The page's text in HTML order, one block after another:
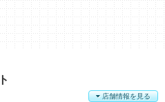
店舗情報を見る